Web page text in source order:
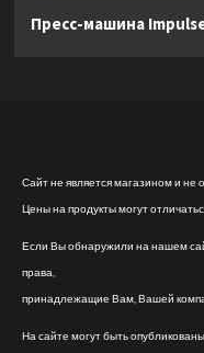
Пресс-машина
Сайт не является магазином и не
Цены на продукты могут
Если Вы обнаружили на нашем
права,
принадлежащие Вам, Вашей
На сайте могут быть